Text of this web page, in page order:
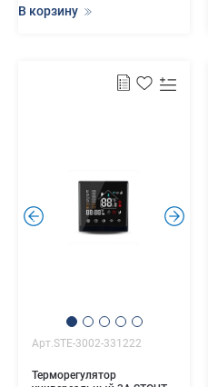
В корзину
. .
Арт.STE-3002-331222
Терморегулятор